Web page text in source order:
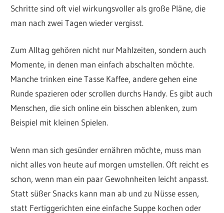
Schritte sind oft viel wirkungsvoller als große Pläne, die
man nach zwei Tagen wieder vergisst.
Zum Alltag gehören nicht nur Mahlzeiten, sondern auch
Momente, in denen man einfach abschalten möchte.
Manche trinken eine Tasse Kaffee, andere gehen eine
Runde spazieren oder scrollen durchs Handy. Es gibt auch
Menschen, die sich online ein bisschen ablenken, zum
Beispiel mit kleinen Spielen.
Wenn man sich gesünder ernähren möchte, muss man
nicht alles von heute auf morgen umstellen. Oft reicht es
schon, wenn man ein paar Gewohnheiten leicht anpasst.
Statt süßer Snacks kann man ab und zu Nüsse essen,
statt Fertiggerichten eine einfache Suppe kochen oder